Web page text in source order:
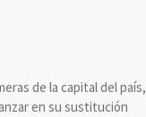
de la capital del país,
en su sustitución